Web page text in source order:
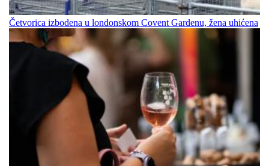
Četvorica izbodena u londonskom Covent Gardenu, žena uhićena